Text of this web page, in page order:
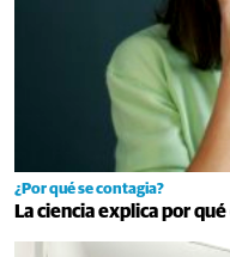
¿Por qué se contagia?
La ciencia explica por